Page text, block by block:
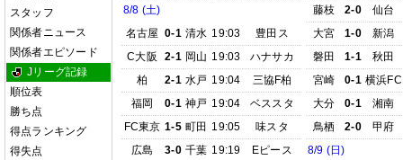
スタッフ
関係者ニュース
関係者エピソード
Jリーグ記録
順位表
勝ち点
得点ランキング
得失点
8/8 (土)
名古屋 0-1 清水 19:03
豊田ス
C大阪
2-1 岡山 19:03
ハナサカ
柏
2-1 水戸 19:04
三協F柏
福岡
0-1 神戸 19:04
ベススタ
FC東京 1-5 町田 19:05
味スタ
広島
3-0 千葉 19:19
Eピース
藤枝
2-0
仙台
大宮
1-0
新潟
磐田
1-1
秋田
宮崎
0-1 横浜FC
大分
0-1
湘南
鳥栖
2-0
甲府
8/9 (日)